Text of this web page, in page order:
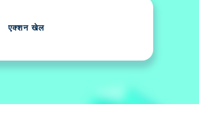
एक्शन खेल